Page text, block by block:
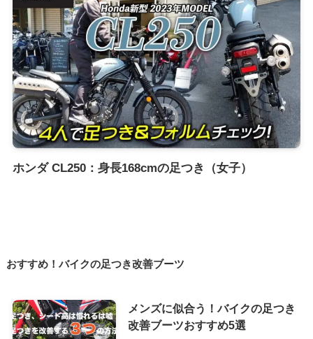
ホンダ CL250：身長168cmの足つき（女子）
おすすめ！バイクの足つき改善ブーツ
メンズに似合う！バイクの足つき
改善ブーツおすすめ5選